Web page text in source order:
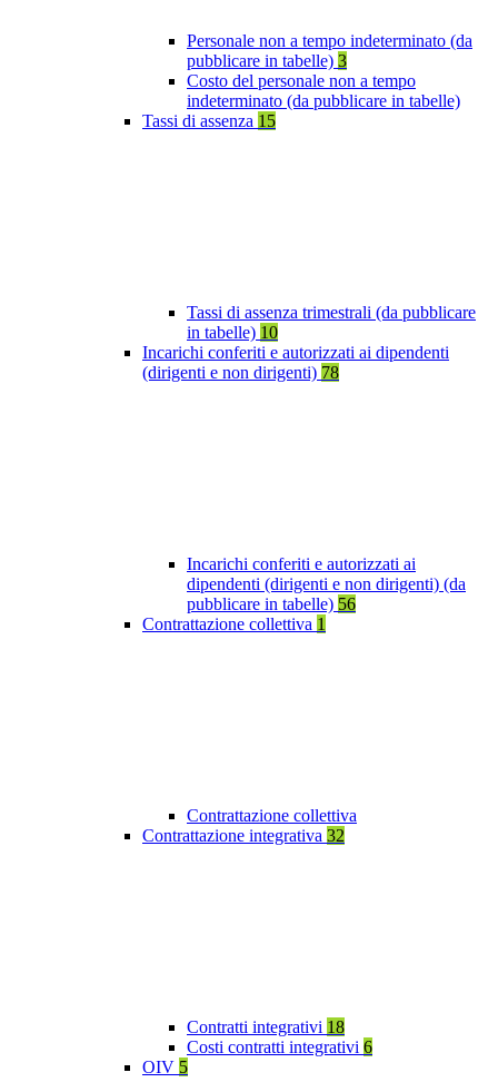
Personale non a tempo indeterminato (da
pubblicare in tabelle) 3
Costo del personale non a tempo
indeterminato (da pubblicare in tabelle)
Tassi di assenza 15
Tassi di assenza trimestrali (da pubblicare
in tabelle) 10
Incarichi conferiti e autorizzati ai dipendenti
(dirigenti e non dirigenti) 78
Incarichi conferiti e autorizzati ai
dipendenti (dirigenti e non dirigenti) (da
pubblicare in tabelle) 56
Contrattazione collettiva 1
Contrattazione collettiva
Contrattazione integrativa 32
Contratti integrativi 18
Costi contratti integrativi 6
OIV 5